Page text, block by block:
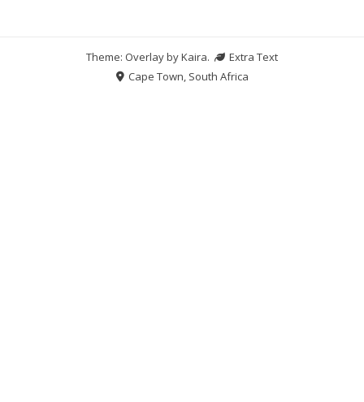
Theme: Overlay byKaira.
Extra Text
Cape Town, South Africa